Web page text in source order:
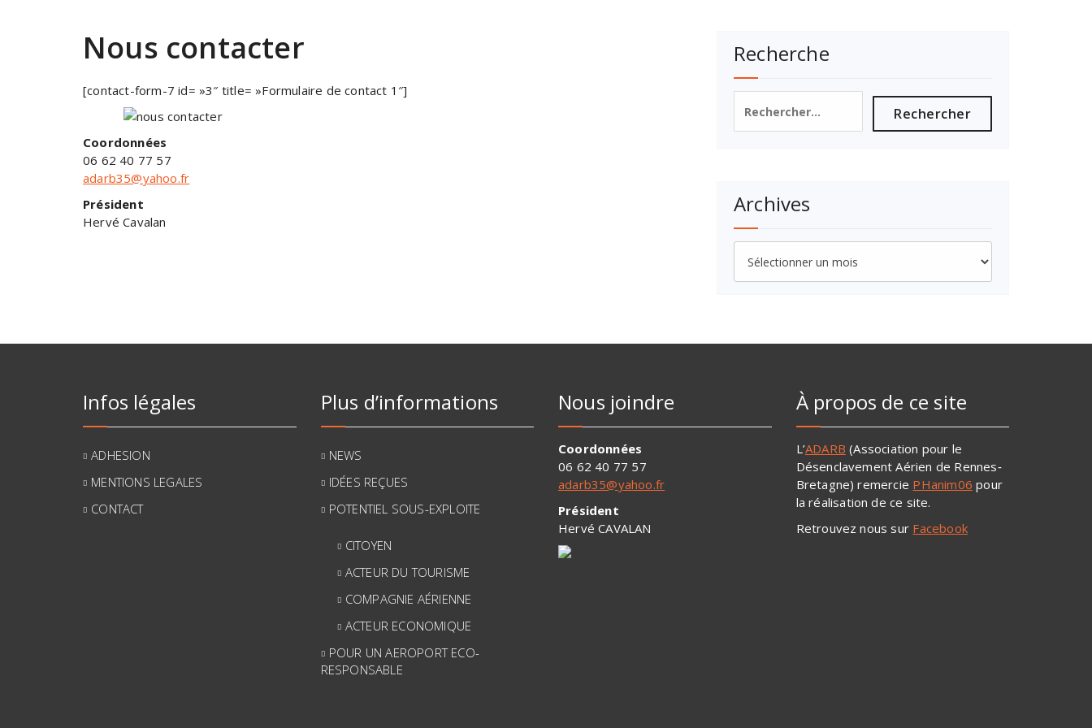
Nous contacter
[contact-form-7 id= »3″ title= »Formulaire de contact 1″]
Coordonnées
06 62 40 77 57
adarb35@yahoo.fr
Président
Hervé Cavalan
Recherche
Archives
Infos légales
ADHESION
MENTIONS LEGALES
CONTACT
Plus d’informations
NEWS
IDÉES REÇUES
POTENTIEL SOUS-EXPLOITE
CITOYEN
ACTEUR DU TOURISME
COMPAGNIE AÉRIENNE
ACTEUR ECONOMIQUE
POUR UN AEROPORT ECO-
RESPONSABLE
Nous joindre
Coordonnées
06 62 40 77 57
adarb35@yahoo.fr
Président
Hervé CAVALAN
À propos de ce site
L’ADARB (Association pour le
Désenclavement Aérien de Rennes‐
Bretagne) remercie PHanim06 pour
la réalisation de ce site.
Retrouvez nous sur Facebook